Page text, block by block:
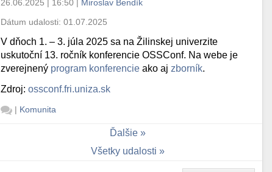
26.06.2025 | 16:50 | Miroslav Bendík
Dátum udalosti:01.07.2025
V dňoch 1. – 3. júla 2025 sa na Žilinskej univerzite
uskutoční 13. ročník konferencie OSSConf. Na webe je
zverejnený program konferencie ako aj zborník.
Zdroj:ossconf.fri.uniza.sk
| Komunita
Ďalšie
Všetky udalosti